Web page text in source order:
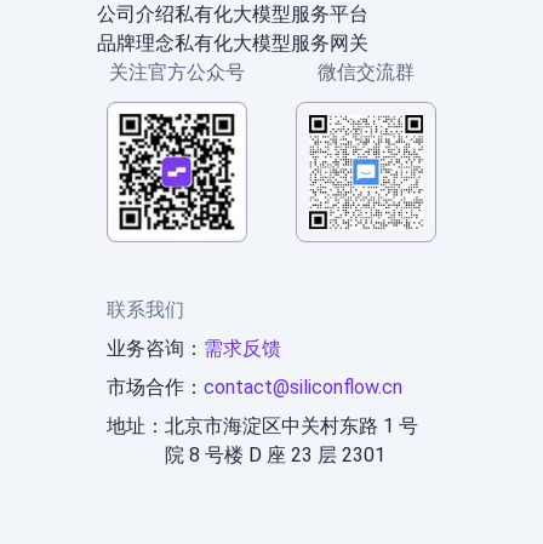
公司介绍
品牌理念
私有化大模型服务平台
私有化大模型服务网关
关注官方公众号 微信交流群
联系我们
业务咨询： 需求反馈
市场合作： contact@siliconflow.cn
地址： 北京市海淀区中关村东路 1 号
院 8 号楼 D 座 23 层 2301